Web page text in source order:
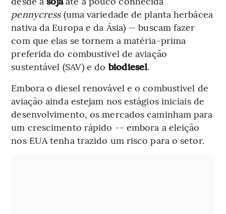
pennycress (uma variedade de planta herbácea
nativa da Europa e da Ásia) — buscam fazer
com que elas se tornem a matéria-prima
preferida do combustível de aviação
sustentável (SAV) e do biodiesel.
Embora o diesel renovável e o combustível de
aviação ainda estejam nos estágios iniciais de
desenvolvimento, os mercados caminham para
um crescimento rápido -- embora a eleição
nos EUA tenha trazido um risco para o setor.